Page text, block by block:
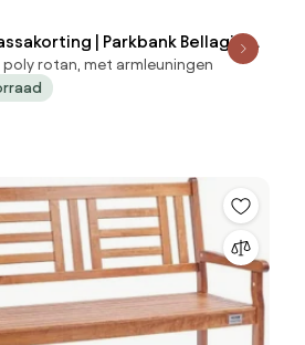
| Parkbank Bellagio |
Polywood | 2 personen |
Wit | 128cm | Kees Smit
poly rotan, met armleuningen